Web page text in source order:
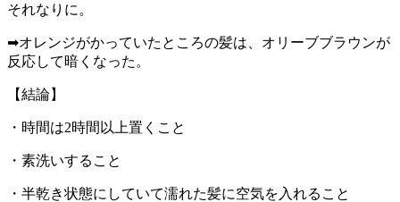
それなりに。
➡オレンジがかっていたところの髪は、オリーブブラウンが
反応して暗くなった。
【結論】
・時間は2時間以上置くこと
・素洗いすること
・半乾き状態にしていて濡れた髪に空気を入れること